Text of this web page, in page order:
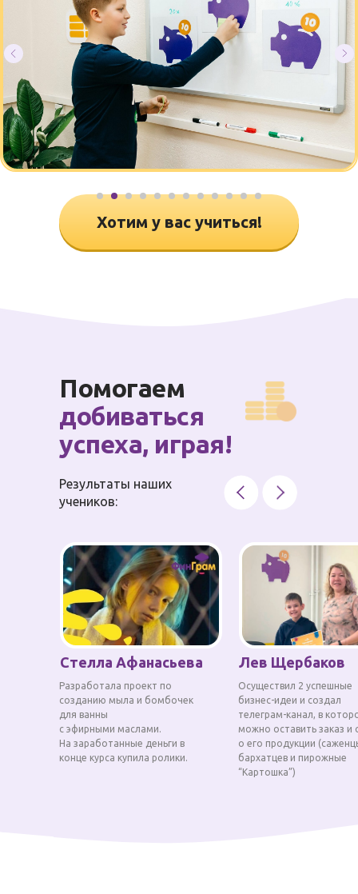
Хотим у вас учиться!
Помогаем
добиваться
успеха, играя!
Результаты наших
учеников:
Стелла Афанасьева
Разработала проект по
созданию мыла и бомбочек
для ванны
с эфирными маслами.
На заработанные деньги в
конце курса купила ролики.
Лев Щербаков
Осуществил 2 успешные
бизнес-идеи и создал
телеграм-канал, в
можно оставить заказ и
о его продукции
бархатцев и пирожные
“Картошка”)